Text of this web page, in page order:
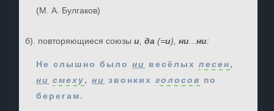
(М. А. Булгаков)
б). повторяющиеся союзыи ,да (=и),ни ...ни:
Не слышно былони весёлыхпесен,
ни смеху,ни звонкихголосов по
берегам.